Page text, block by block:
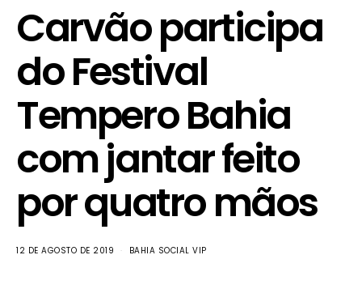
Carvão participa
do Festival
Tempero Bahia
com jantar feito
por quatro mãos
12 DE AGOSTO DE 2019 BAHIA SOCIAL VIP